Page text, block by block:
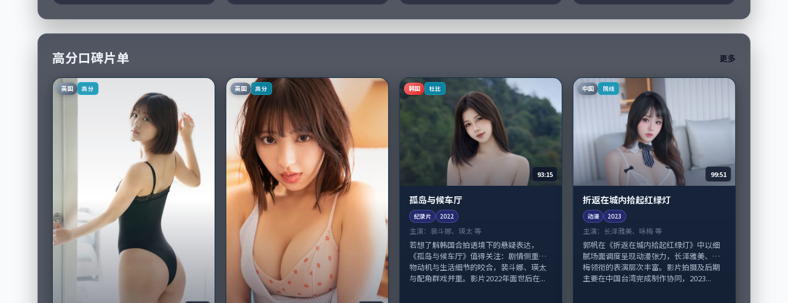
高分口碑片单 更多
英国 高分 英国 高分 韩国 杜比
93:15
孤岛与候车厅
纪录片 2022
主演： 裴斗娜、瑛太 等
若想了解韩国合拍语境下的悬疑表达，
《孤岛与候车厅》值得关注：剧情侧重人
物动机与生活细节的咬合，裴斗娜、瑛太
与配角群戏并重。影片2022年面世后在...
中国 院线
99:51
折返在城内拾起红绿灯
动漫 2023
主演： 长泽雅美、咏梅 等
郭帆在《折返在城内拾起红绿灯》中以细
腻场面调度呈现动漫张力，长泽雅美、咏
梅领衔的表演层次丰富。影片拍摄及后期
主要在中国台湾完成制作协同，2023...